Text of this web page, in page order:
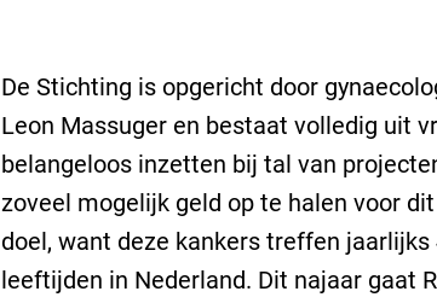
De Stichting is opgericht door
Leon Massuger en bestaat volledig uit
belangeloos inzetten bij tal van
zoveel mogelijk geld op te halen voor
doel, want deze kankers treffen
leeftijden in Nederland. Dit najaar gaat